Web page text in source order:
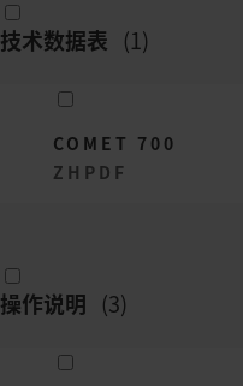
技术数据表 (1)
COMET 700
ZH PDF
操作说明 (3)